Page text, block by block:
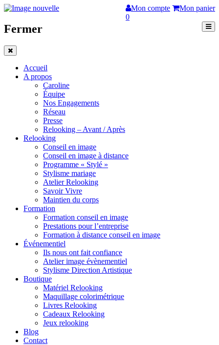
Mon compte
Mon panier
0
Fermer
Accueil
A propos
Caroline
Équipe
Nos Engagements
Réseau
Presse
Relooking – Avant / Après
Relooking
Conseil en image
Conseil en image à distance
Programme « Stylé »
Stylisme mariage
Atelier Relooking
Savoir Vivre
Maintien du corps
Formation
Formation conseil en image
Prestations pour l’entreprise
Formation à distance conseil en image
Événementiel
Ils nous ont fait confiance
Atelier image évènementiel
Stylisme Direction Artistique
Boutique
Matériel Relooking
Maquillage colorimétrique
Livres Relooking
Cadeaux Relooking
Jeux relooking
Blog
Contact